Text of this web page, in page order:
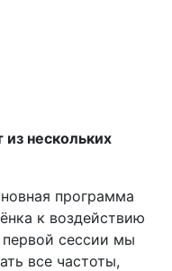
нескольких
программа
к воздействию
сессии мы
все частоты,